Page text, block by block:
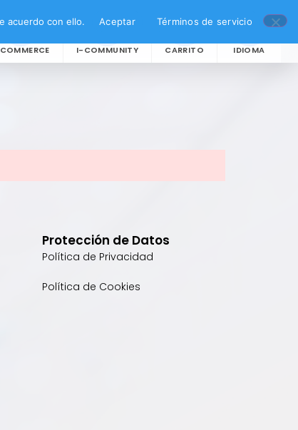
I-COMMUNITY CARRITO IDIOMA
Protección de Datos
Política de Privacidad
Política de Cookies
acuerdo con ello. Aceptar Términos de servicio